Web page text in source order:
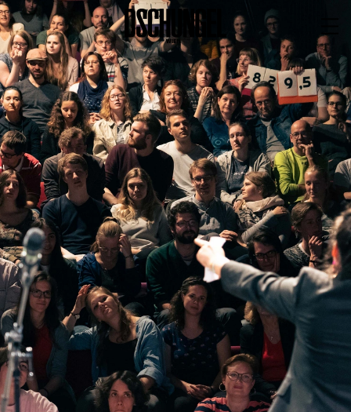
BARRIEREFREI
PROGRAMM
Spielplan
Vorstellungen
Festivals
Wild & Schön Festival
Gastspiele
Extras
Available for Touring
Archiv
MITSPIELEN
Macht Wahn Sinn
Kinder Kunst
Workshops